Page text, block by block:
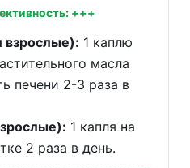
+++
взрослые): 1 каплю
масла
печени 2-3 раза в
1 капля на
2 раза в день.